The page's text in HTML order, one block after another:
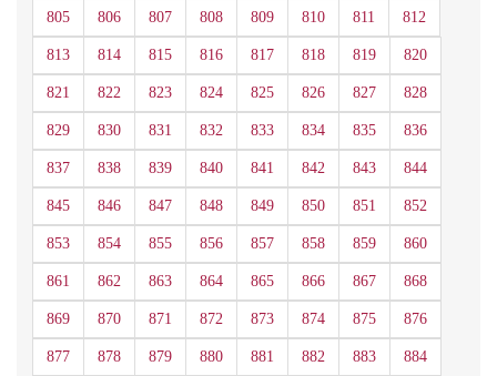
805 806 807 808 809 810 811 812
813 814 815 816 817 818 819 820
821 822 823 824 825 826 827 828
829 830 831 832 833 834 835 836
837 838 839 840 841 842 843 844
845 846 847 848 849 850 851 852
853 854 855 856 857 858 859 860
861 862 863 864 865 866 867 868
869 870 871 872 873 874 875 876
877 878 879 880 881 882 883 884